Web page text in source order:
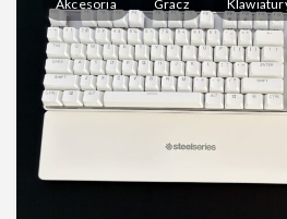
Akcesoria Gracz